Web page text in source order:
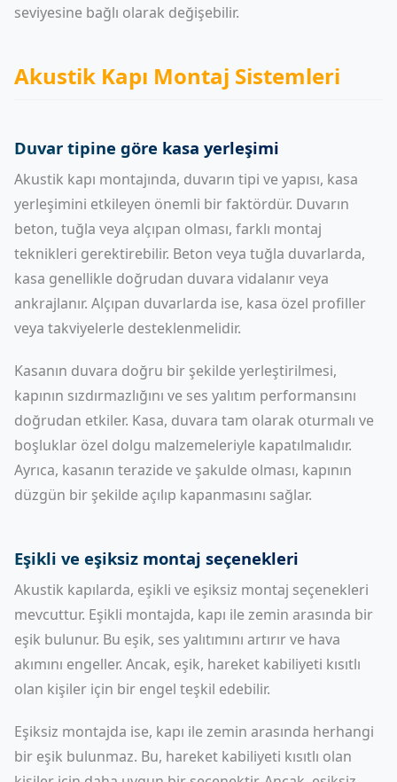
seviyesine bağlı olarak değişebilir.
Akustik Kapı Montaj Sistemleri
Duvar tipine göre kasa yerleşimi
Akustik kapı montajında, duvarın tipi ve yapısı, kasa
yerleşimini etkileyen önemli bir faktördür. Duvarın
beton, tuğla veya alçıpan olması, farklı montaj
teknikleri gerektirebilir. Beton veya tuğla duvarlarda,
kasa genellikle doğrudan duvara vidalanır veya
ankrajlanır. Alçıpan duvarlarda ise, kasa özel profiller
veya takviyelerle desteklenmelidir.
Kasanın duvara doğru bir şekilde yerleştirilmesi,
kapının sızdırmazlığını ve ses yalıtım performansını
doğrudan etkiler. Kasa, duvara tam olarak oturmalı ve
boşluklar özel dolgu malzemeleriyle kapatılmalıdır.
Ayrıca, kasanın terazide ve şakulde olması, kapının
düzgün bir şekilde açılıp kapanmasını sağlar.
Eşikli ve eşiksiz montaj seçenekleri
Akustik kapılarda, eşikli ve eşiksiz montaj seçenekleri
mevcuttur. Eşikli montajda, kapı ile zemin arasında bir
eşik bulunur. Bu eşik, ses yalıtımını artırır ve hava
akımını engeller. Ancak, eşik, hareket kabiliyeti kısıtlı
olan kişiler için bir engel teşkil edebilir.
Eşiksiz montajda ise, kapı ile zemin arasında herhangi
bir eşik bulunmaz. Bu, hareket kabiliyeti kısıtlı olan